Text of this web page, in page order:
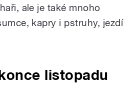
ale je také mnoho
kapry i pstruhy, jezdí
listopadu